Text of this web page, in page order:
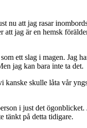
nu att jag rasar
jag är en hemsk
ett slag i magen. Jag
jag kan bara inte ta det.
skulle låta vår
i just det
tänkt på detta tidigare.